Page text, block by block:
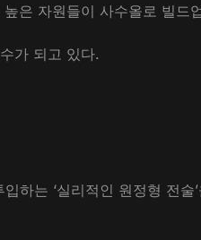
은 자원들이 사수올로 빌드
가 되고 있다.
하는 ‘실리적인 원정형 전술